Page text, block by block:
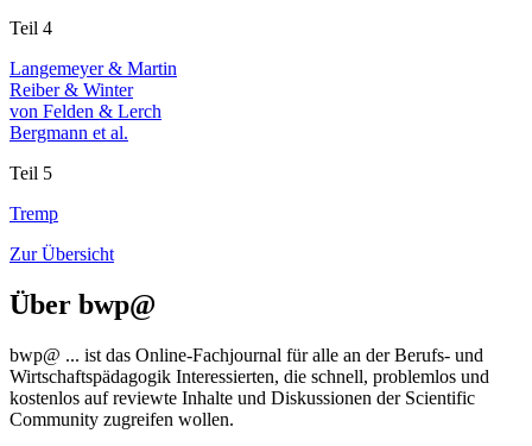
Teil 4
Langemeyer & Martin
Reiber & Winter
von Felden & Lerch
Bergmann et al.
Teil 5
Tremp
Zur Übersicht
Über bwp@
bwp@ ... ist das Online-Fachjournal für alle an der Berufs- und
Wirtschaftspädagogik Interessierten, die schnell, problemlos und
kostenlos auf reviewte Inhalte und Diskussionen der Scientific
Community zugreifen wollen.